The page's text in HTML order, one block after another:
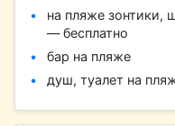
на пляже зонтики,
— бесплатно
бар на пляже
душ, туалет на